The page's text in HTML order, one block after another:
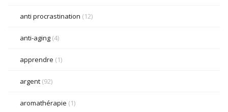
anti procrastination (12)
anti-aging (4)
apprendre (1)
argent (92)
aromathérapie (1)